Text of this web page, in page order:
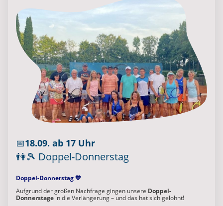
📅18.09. ab 17 Uhr
👫🎾 Doppel-Donnerstag
Doppel-Donnerstag 💙
Aufgrund der großen Nachfrage gingen unsere Doppel-
Donnerstage in die Verlängerung – und das hat sich gelohnt!